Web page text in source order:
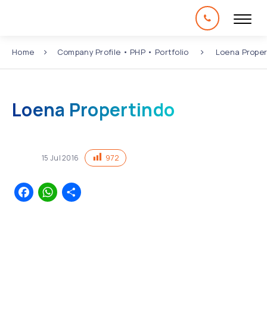
Home Company Profile • PHP • Portfolio Loena
Loena Propertindo
15 Jul2016 972
Facebook
WhatsApp